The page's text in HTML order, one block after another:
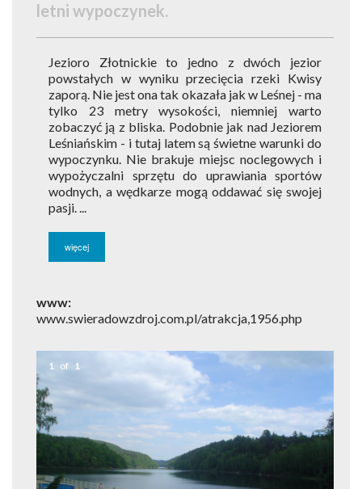
letni wypoczynek.
Jezioro Złotnickie to jedno z dwóch jezior
powstałych w wyniku przecięcia rzeki Kwisy
zaporą. Nie jest ona tak okazała jak w Leśnej - ma
tylko 23 metry wysokości, niemniej warto
zobaczyć ją z bliska. Podobnie jak nad Jeziorem
Leśniańskim - i tutaj latem są świetne warunki do
wypoczynku. Nie brakuje miejsc noclegowych i
wypożyczalni sprzętu do uprawiania sportów
wodnych, a wędkarze mogą oddawać się swojej
pasji. ...
więcej
www:
www.swieradowzdroj.com.pl/atrakcja,1956.php
1 of 1